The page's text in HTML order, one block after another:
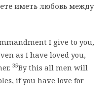
иметь любовь между
I give to you,
as I have loved you,
35By this all men will
if you have love for